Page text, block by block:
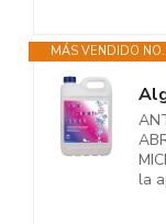
MÁS VENDIDO
la